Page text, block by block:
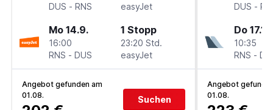
DUS - RNS
easyJet
Mo 14.9.
16:00
RNS - DUS
1 Stopp
23:20 Std.
easyJet
Angebot gefunden am
01.08.
Suchen
DUS -
Do 17.12.
10:35
RNS -
Angebot
01.08.